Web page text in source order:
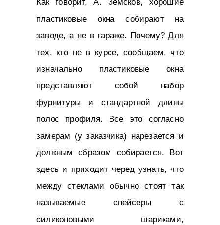
Как говорит, А. Земсков, хорошие
пластиковые окна собирают на
заводе, а не в гараже. Почему? Для
тех, кто не в курсе, сообщаем, что
изначально пластиковые окна
представляют собой набор
фурнитуры и стандартной длины
полос профиля. Все это согласно
замерам (у заказчика) нарезается и
должным образом собирается. Вот
здесь и приходит черед узнать, что
между стеклами обычно стоят так
называемые спейсеры с
силиконовыми шариками,